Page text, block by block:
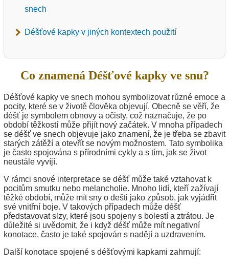
snech
Déšťové kapky v jiných kontextech použití
Co znamená Déšťové kapky ve snu?
Déšťové kapky ve snech mohou symbolizovat různé emoce a
pocity, které se v životě člověka objevují. Obecně se věří, že
déšť je symbolem obnovy a očisty, což naznačuje, že po
období těžkostí může přijít nový začátek. V mnoha případech
se déšť ve snech objevuje jako znamení, že je třeba se zbavit
starých zátěží a otevřít se novým možnostem. Tato symbolika
je často spojována s přírodními cykly a s tím, jak se život
neustále vyvíjí.
V rámci snové interpretace se déšť může také vztahovat k
pocitům smutku nebo melancholie. Mnoho lidí, kteří zažívají
těžké období, může mít sny o dešti jako způsob, jak vyjádřit
své vnitřní boje. V takových případech může déšť
představovat slzy, které jsou spojeny s bolestí a ztrátou. Je
důležité si uvědomit, že i když déšť může mít negativní
konotace, často je také spojován s nadějí a uzdravením.
Další konotace spojené s déšťovými kapkami zahrnují: